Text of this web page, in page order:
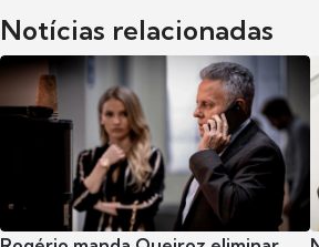
Notícias relacionadas